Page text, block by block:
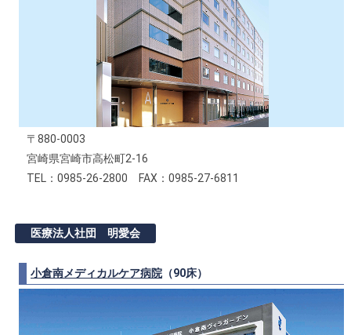
〒880-0003
宮崎県宮崎市高松町2-16
TEL：0985-26-2800 FAX：0985-27-6811
医療法人社団 明愛会
小倉南メディカルケア病院（90床）